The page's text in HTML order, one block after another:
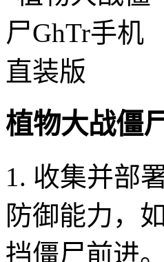
植物大战僵
1. 收集并部
防御能力，
挡僵尸前进。